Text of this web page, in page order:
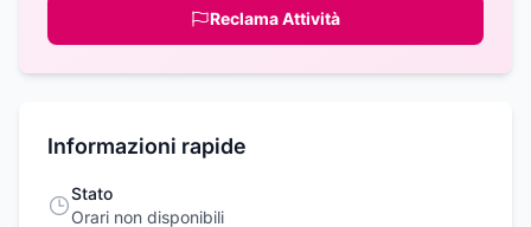
Reclama Attività
Informazioni rapide
Stato
Orari non disponibili